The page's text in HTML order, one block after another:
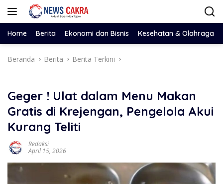
Langsung
Home Berita Ekonomi dan Bisnis Kesehatan & Olahraga
Beranda Berita Berita Terkini
Geger ! Ulat dalam Menu Makan
Gratis di Krejengan, Pengelola Akui
Kurang Teliti
Redaksi
April 15, 2026